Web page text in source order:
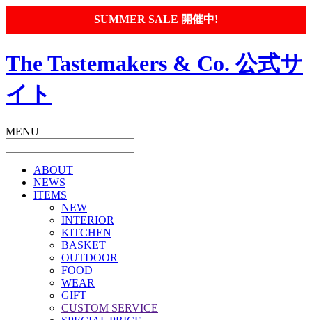
SUMMER SALE 開催中!
The Tastemakers & Co. 公式サ
イト
MENU
ABOUT
NEWS
ITEMS
NEW
INTERIOR
KITCHEN
BASKET
OUTDOOR
FOOD
WEAR
GIFT
CUSTOM SERVICE